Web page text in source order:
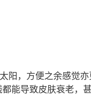
阳，方便之余感觉亦
能导致皮肤衰老，甚